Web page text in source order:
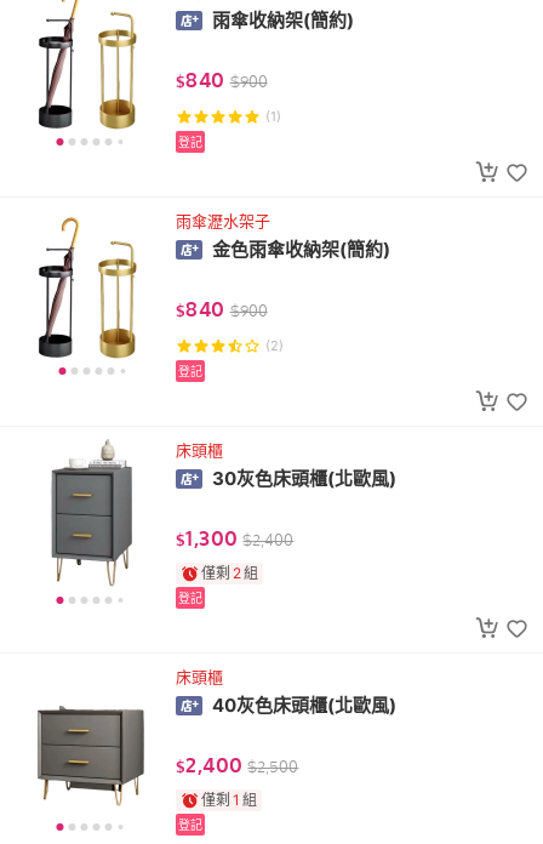
雨傘收納架(簡約)
$840 $900
(1)
登記
雨傘瀝水架子
金色雨傘收納架(簡約)
$840 $900
(2)
登記
床頭櫃
30灰色床頭櫃(北歐風)
$1,300 $2,400
僅剩 2組
登記
床頭櫃
40灰色床頭櫃(北歐風)
$2,400 $2,500
僅剩 1 組
登記